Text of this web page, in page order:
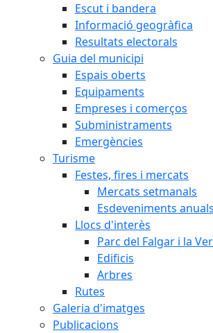
Escut i bandera
Informació geogràfica
Resultats electorals
Guia del municipi
Espais oberts
Equipaments
Empreses i comerços
Subministraments
Emergències
Turisme
Festes, fires i mercats
Mercats setmanals
Esdeveniments anuals
Llocs d'interès
Parc del Falgar i la
Edificis
Arbres
Rutes
Galeria d'imatges
Publicacions